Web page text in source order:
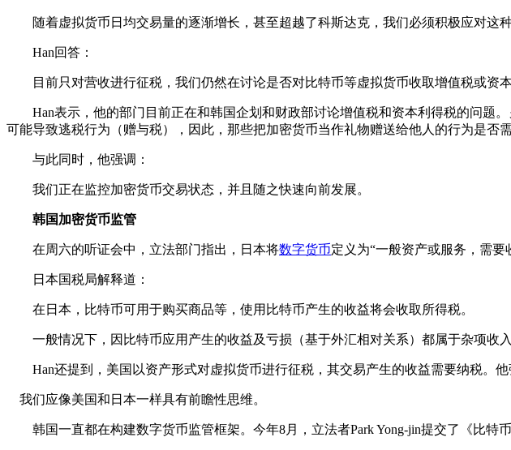
随着虚拟货币日均交易量的逐渐增长，甚至超越了科斯达克，我们必须积极应对这
Han回答：
目前只对营收进行征税，我们仍然在讨论是否对比特币等虚拟货币收取增值税或资本
Han表示，他的部门目前正在和韩国企划和财政部讨论增值税和资本利得税的问题。
可能导致逃税行为（赠与税），因此，那些把加密货币当作礼物赠送给他人的行为是否
与此同时，他强调：
我们正在监控加密货币交易状态，并且随之快速向前发展。
韩国加密货币监管
在周六的听证会中，立法部门指出，日本将数字货币定义为“一般资产或服务，需要
日本国税局解释道：
在日本，比特币可用于购买商品等，使用比特币产生的收益将会收取所得税。
一般情况下，因比特币应用产生的收益及亏损（基于外汇相对关系）都属于杂项收入
Han还提到，美国以资产形式对虚拟货币进行征税，其交易产生的收益需要纳税。他
我们应像美国和日本一样具有前瞻性思维。
韩国一直都在构建数字货币监管框架。今年8月，立法者Park Yong-jin提交了《比特